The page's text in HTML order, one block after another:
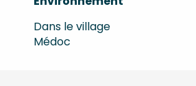
Dans le village
Médoc